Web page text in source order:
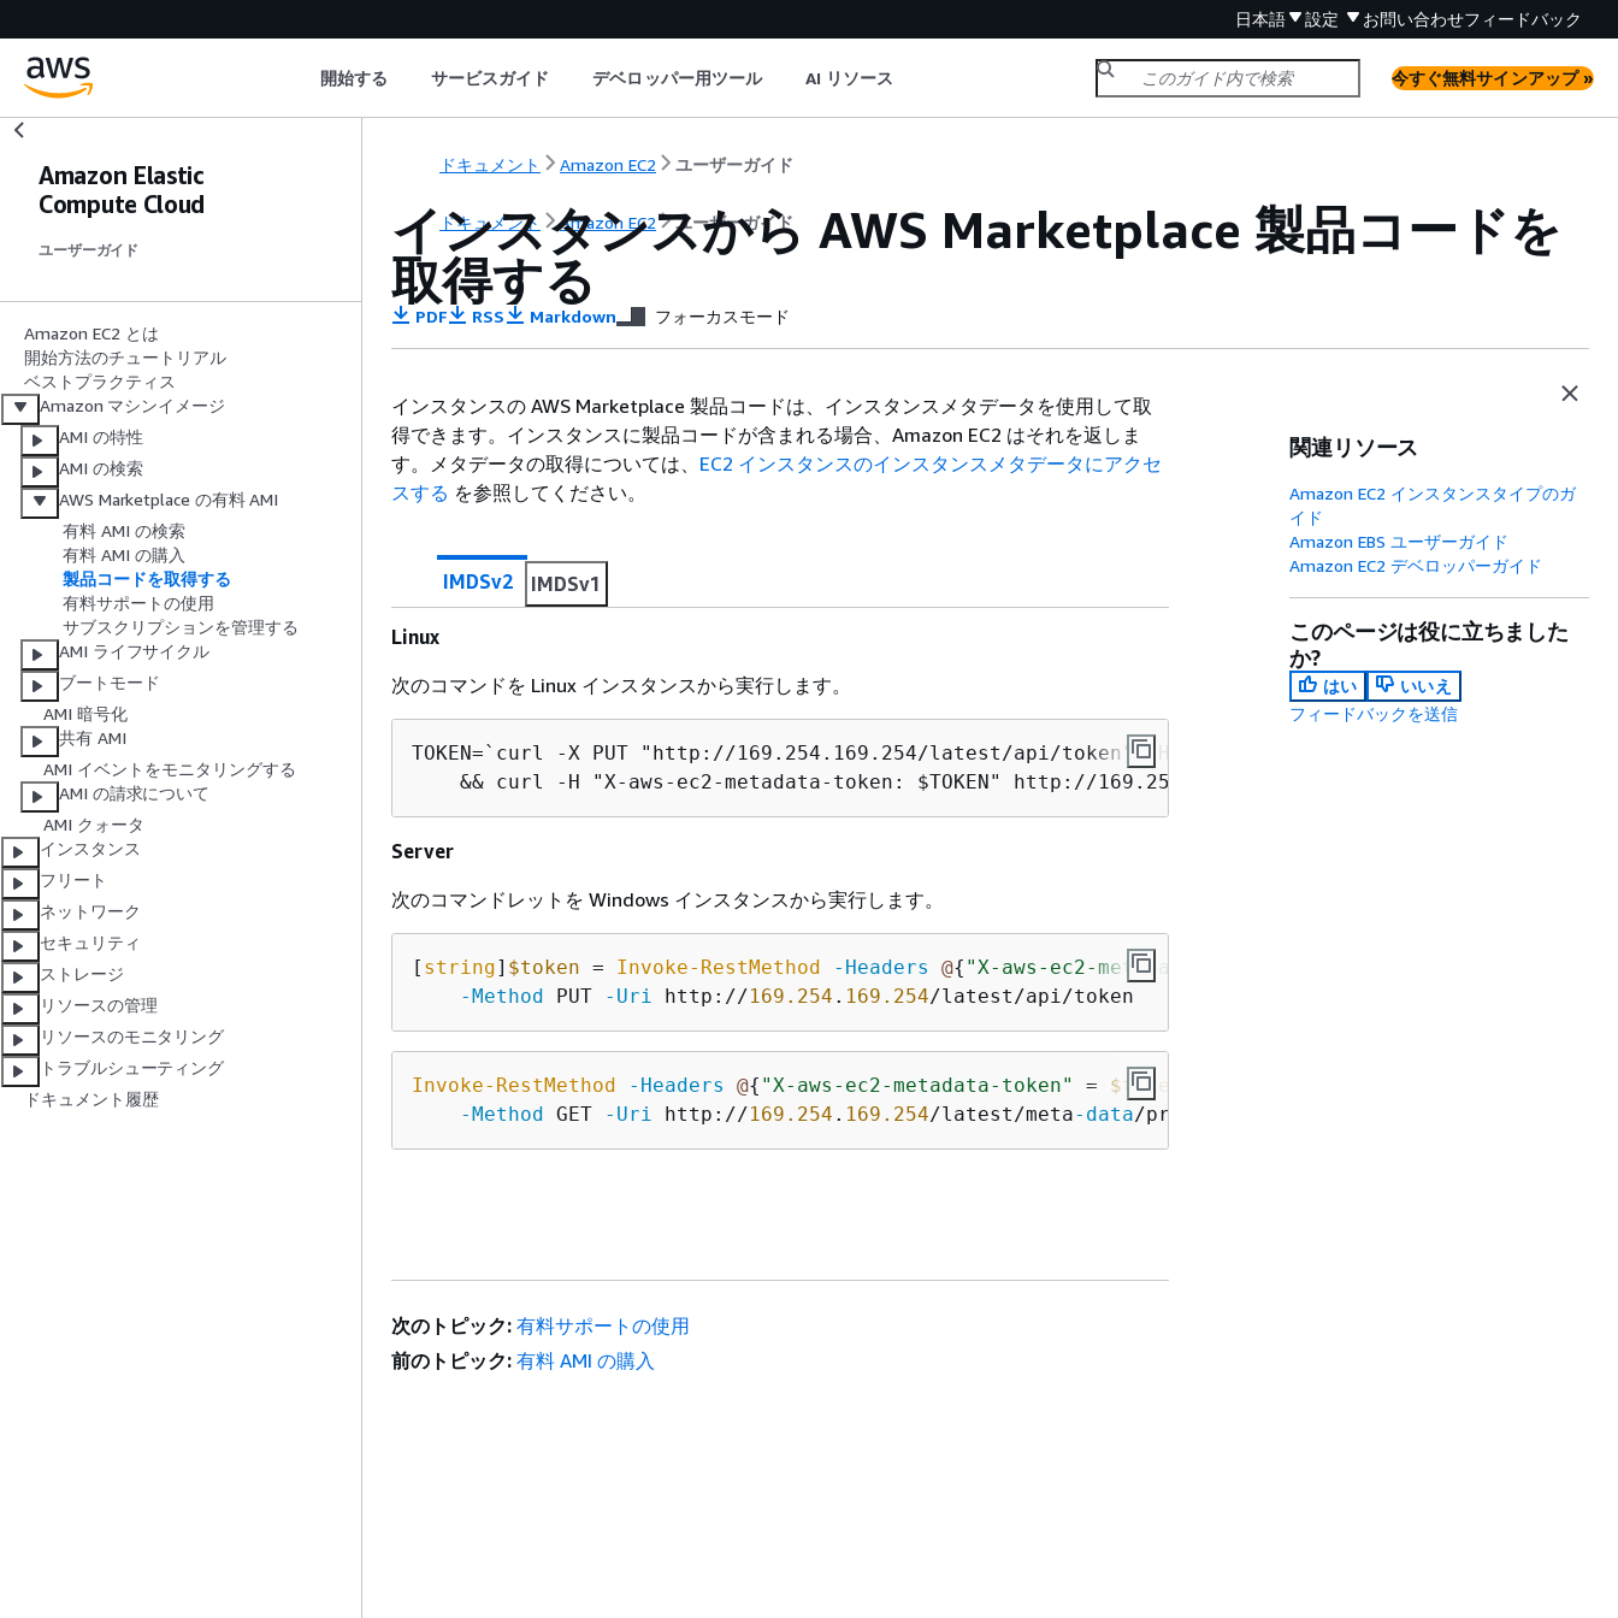
日本語 設定 お問い合わせフィードバック
開始する サービスガイド デベロッパー用ツール AI リソース 今すぐ無料サインアップ »
Amazon Elastic
Compute Cloud
ユーザーガイド
Amazon EC2 とは
開始方法のチュートリアル
ベストプラクティス
Amazon マシンイメージ
AMI の特性
AMI の検索
AWS Marketplace の有料 AMI
有料 AMI の検索
有料 AMI の購入
製品コードを取得する
有料サポートの使用
サブスクリプションを管理する
AMI ライフサイクル
ブートモード
AMI 暗号化
共有 AMI
AMI イベントをモニタリングする
AMI の請求について
AMI クォータ
インスタンス
フリート
ネットワーク
セキュリティ
ストレージ
リソースの管理
リソースのモニタリング
トラブルシューティング
ドキュメント履歴
ドキュメント Amazon EC2 ユーザーガイド
ドキュメント Amazon EC2 ユーザーガイド
インスタンスから AWS Marketplace 製品コードを
取得する
PDF RSS Markdown フォーカスモード
インスタンスの AWS Marketplace 製品コードは、インスタンスメタデータを使用して取
得できます。インスタンスに製品コードが含まれる場合、Amazon EC2 はそれを返しま
す。メタデータの取得については、 EC2 インスタンスのインスタンスメタデータにアクセ
スする を参照してください。
IMDSv2 IMDSv1
Linux
次のコマンドを Linux インスタンスから実行します。
TOKEN=`curl -X PUT "http://169.254.169.254/latest/api/token" -H "X-aws-ec2-metadata-token-ttl-
&& curl -H "X-aws-ec2-metadata-token: $TOKEN" http://169.254.169.254/latest/meta-data/product-
Server
次のコマンドレットを Windows インスタンスから実行します。
[ string] $token = Invoke-RestMethod -Headers @{ "X-aws-ec2-metadata-token-ttl-seconds"
-Method PUT -Uri http://169.254 . 169.254/latest/api/token
Invoke-RestMethod -Headers @{ "X-aws-ec2-metadata-token" = $token
-Method GET -Uri http://169.254 . 169.254/latest/meta-data/product
関連リソース
Amazon EC2 インスタンスタイプのガ
イド
Amazon EBS ユーザーガイド
Amazon EC2 デベロッパーガイド
このページは役に立ちました
か?
はい
いいえ
フィードバックを送信
次のトピック: 有料サポートの使用
前のトピック: 有料 AMI の購入